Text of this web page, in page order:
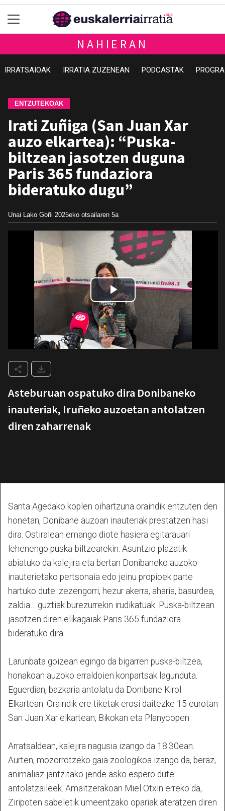
NAHIERAN
IRRATSAIOAK IRRATIA ZUZENEAN PODCASTAK
ENTZUTEKOAK
Irati Zuñiga (San Juan Xar
auzo elkartea): “Puska-
biltzean jasotzen duguna
Paris 365 fundaziora
bideratuko dugu”
Unai Lako Goñi 2025eko otsailaren 5a
Asteburuan ospatuko dira Donibaneko
inauteriak, Iruñeko auzoetan antolatzen
diren zaharrenak
Santa Agedako koplen oihartzuna oraindik entzuten den
honetan, Donibane auzoan inauteriak prestatzen hasi
dira. Ostiralean emango diote hasiera egitarauari
lehenengo puska-biltzearekin. Asuntzio plazatik
abiatuko da kalejira eta bertan Donibaneko auzoko
inauterietako pertsonaia edo jeinu propioek parte
hartuko dute: zezengorri, hezur akerra, aharia, basurdea,
zaldia… guztiak burezurrekin irudikatuak. Puska-biltzean
jasotzen diren elikagaiak Paris 365 fundaziora
bideratuko dira.
Larunbata goizean egingo da bigarren puska-biltzea,
honakoan auzoko erraldoien konpartsak lagunduta.
Eguerdian, bazkaria antolatu da Donibane Kirol
Elkartean. Oraindik ere tiketak erosi daitezke 15 eurotan
San Juan Xar elkartean, Bikokan eta Planycopen.
Arratsaldean, kalejira nagusia izango da 18:30ean.
Aurten, mozorrotzeko gaia zoologikoa izango da, beraz,
animaliaz jantzitako jende asko espero dute
antolatzaileek. Amaitzerakoan Miel Otxin erreko da,
Ziripoten sabeletik umeentzako opariak ateratzen diren